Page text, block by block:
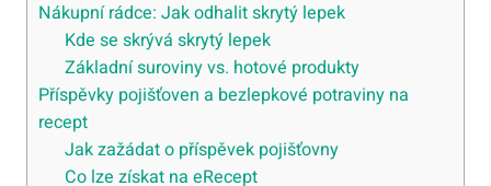
Nákupní rádce: Jak odhalit skrytý lepek
Kde se skrývá skrytý lepek
Základní suroviny vs. hotové produkty
Příspěvky pojišťoven a bezlepkové potraviny na
recept
Jak zažádat o příspěvek pojišťovny
Co lze získat na eRecept